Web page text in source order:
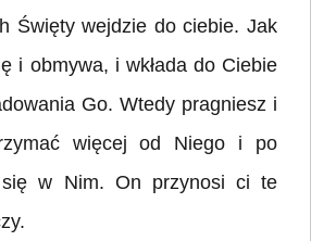
Święty wejdzie do ciebie. Jak
i obmywa, i wkłada do Ciebie
Go. Wtedy pragniesz i
więcej od Niego i po
się w Nim. On przynosi ci te